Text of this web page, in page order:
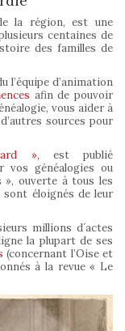
la région, est une
centaines de
des familles de
l’équipe d’animation
afin de pouvoir
vous aider à
sources pour
», est publié
vos généalogies ou
», ouverte à tous les
éloignés de leur
millions d´actes
la plupart de ses
(concernant l’Oise et
à la revue « Le